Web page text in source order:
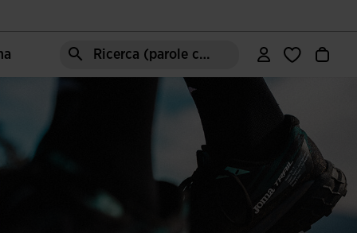
Ricerca (parole chiave, ecc.)